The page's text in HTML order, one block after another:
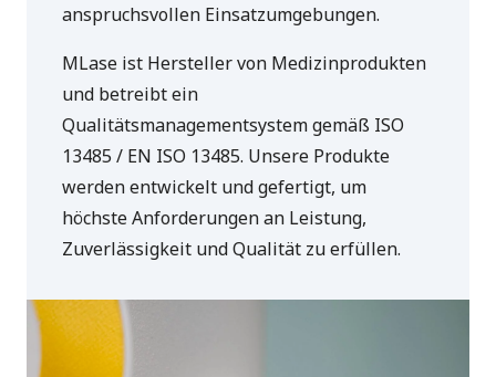
anspruchsvollen Einsatzumgebungen.
MLase ist Hersteller von Medizinprodukten
und betreibt ein
Qualitätsmanagementsystem gemäß ISO
13485 / EN ISO 13485. Unsere Produkte
werden entwickelt und gefertigt, um
höchste Anforderungen an Leistung,
Zuverlässigkeit und Qualität zu erfüllen.